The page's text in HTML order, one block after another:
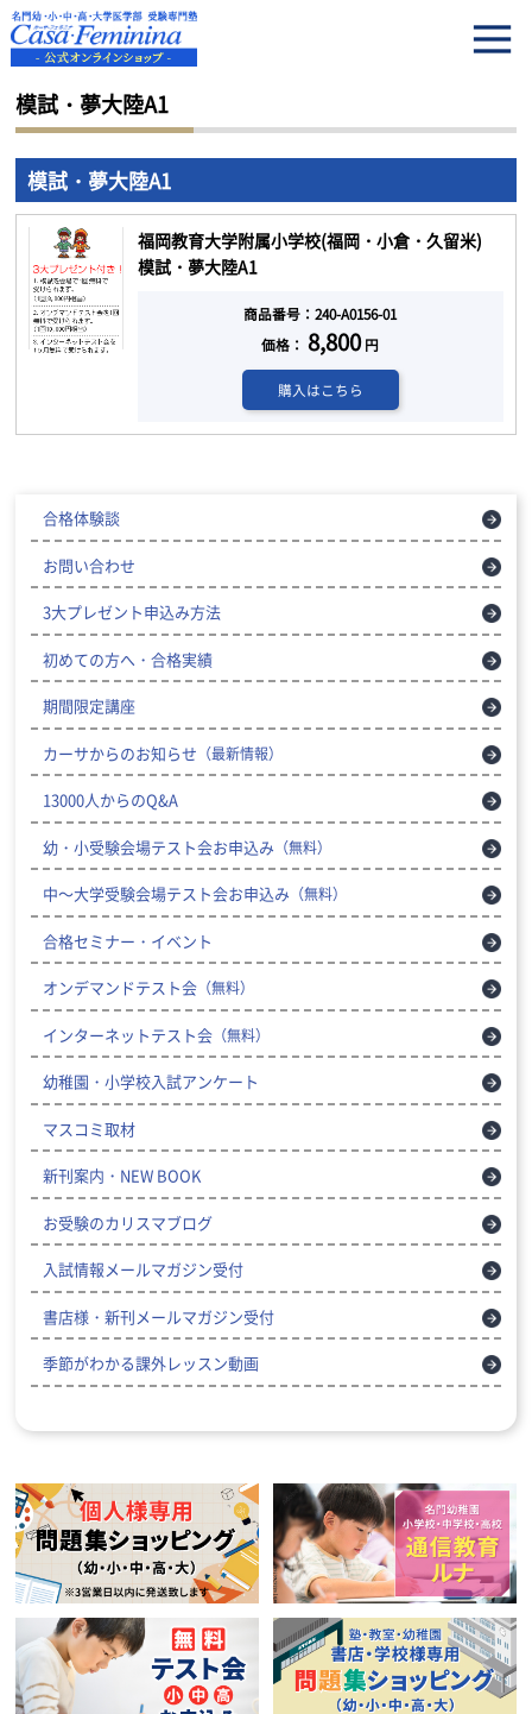
HOME 模試・夢大陸A1
模試・夢大陸A1
模試・夢大陸A1
福岡教育大学附属小学校(福岡・小倉・久留米)
模試・夢大陸A1
商品番号：240-A0156-01
価格：8,800円
購入はこちら
合格体験談
お問い合わせ
3大プレゼント申込み方法
初めての方へ・合格実績
期間限定講座
カーサからのお知らせ （最新情報）
13000人からのQ&A
幼・小受験会場テスト会お申込み （無料）
中～大学受験会場テスト会お申込み （無料）
合格セミナー・イベント
オンデマンドテスト会 （無料）
インターネットテスト会 （無料）
幼稚園・小学校入試アンケート
マスコミ取材
新刊案内・NEW BOOK
お受験のカリスマブログ
入試情報メールマガジン受付
書店様・新刊メールマガジン受付
季節がわかる課外レッスン動画